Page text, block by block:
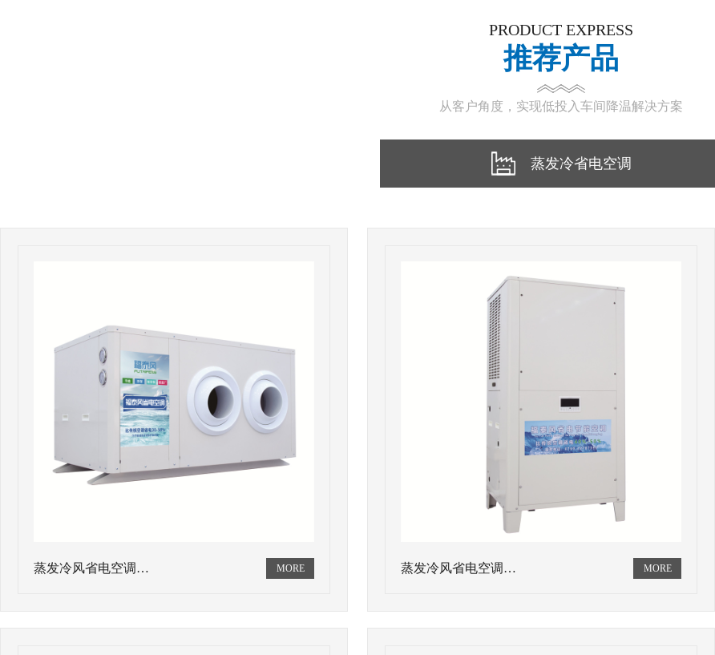
PRODUCT EXPRESS
推荐产品
从客户角度，实现低投入车间降温解决方案
蒸发冷省电空调
蒸发冷风省电空调… 蒸发冷风省电空调…